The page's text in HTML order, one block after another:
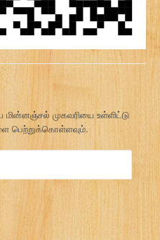
முகவரியை உள்ளிட்டு
பெற்றுக்கொள்ளவும்.